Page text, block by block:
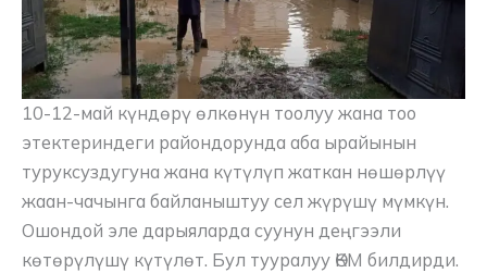
10-12-май күндөрү өлкөнүн тоолуу жана тоо
этектериндеги райондорунда аба ырайынын
туруксуздугуна жана күтүлүп жаткан нөшөрлүү
жаан-чачынга байланыштуу сел жүрүшү мүмкүн.
Ошондой эле дарыяларда суунун деңгээли
көтөрүлүшү күтүлөт. Бул тууралуу ӨКМ билдирди.